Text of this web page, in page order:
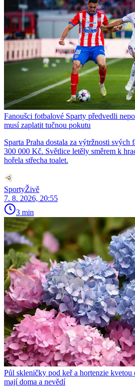
Fanoušci fotbalové Sparty předvedli
musí zaplatit tučnou pokutu
Sparta Praha dostala za výtržnosti svých
300 000 Kč. Světlice letěly směrem k
hořela střecha toalet.
SportyŽivě
7. 8. 2026, 20:55
3 min
Půl skleničky pod keř a hortenzie
mají doma a nevědí